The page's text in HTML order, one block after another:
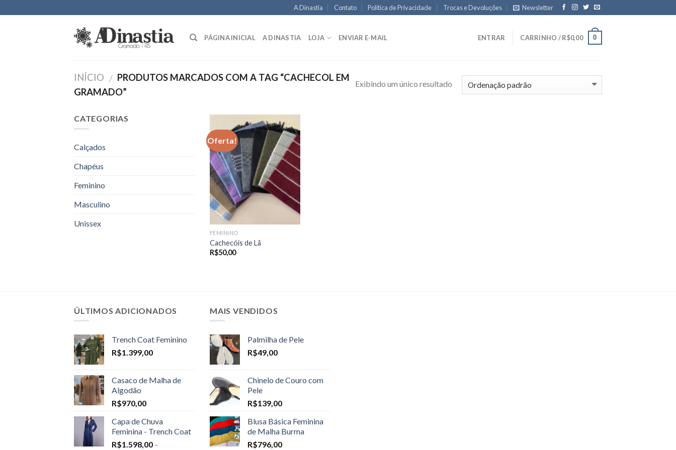
to
A Dinastia Contato Política de Privacidade Trocas e Devoluções Newsletter
PÁGINA INICIAL A DINASTIA LOJA ENVIAR E-MAIL ENTRAR CARRINHO /R$0,00 0
INÍCIO / PRODUTOS MARCADOS COM A TAG “CACHECOL EM
GRAMADO”
Exibindo um único resultado
CATEGORIAS
Calçados
Chapéus
Feminino
Masculino
Unissex
Oferta!
FEMININO
Cachecóis de Lã
R$50,00
ÚLTIMOS ADICIONADOS
Trench Coat Feminino
R$1.399,00
Casaco de Malha de
Algodão
R$970,00
Capa de Chuva
Feminina - Trench Coat
R$1.598,00 –
MAIS VENDIDOS
Palmilha de Pele
R$49,00
Chinelo de Couro com
Pele
R$139,00
Blusa Básica Feminina
de Malha Burma
R$796,00